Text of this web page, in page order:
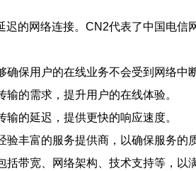
的网络连接。CN2代表了中国电
保用户的在线业务不会受到网络中
的需求，提升用户的在线体验。
的延迟，提供更快的响应速度。
丰富的服务提供商，以确保服务的
带宽、网络架构、技术支持等，以